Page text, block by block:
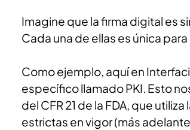
Imagine que la firma digital es
Cada una de ellas es única
Como ejemplo, aquí en
específico llamado PKI. Esto
del CFR 21 de la FDA, que
estrictas en vigor (más